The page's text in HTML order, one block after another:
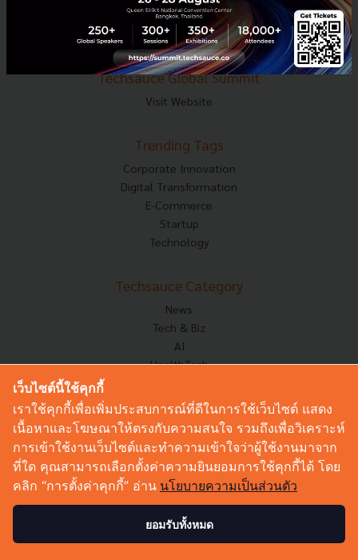
Privacy Policy
ส่งบทความ
Techsauce Global Summit
Visit Website
Trending Tags
Corporate Innovation
Digital Transformation
E-Commerce
Startup
Technology
Techsauce Category
News
Tech & Biz
AI
HealthTech
Corp Innov
Saucy Thoughts
Based On
Sustainable
Videos
Podcast
เว็บไซต์นี้ใช้คุกกี้
เราใช้คุกกี้เพื่อเพิ่มประสบการณ์ที่ดีในการใช้เว็บไซต์ แสดง
เนื้อหาและโฆษณาให้ตรงกับความสนใจ รวมถึงเพื่อวิเคราะห์
การเข้าใช้งานเว็บไซต์และทำความเข้าใจว่าผู้ใช้งานมาจาก
ที่ใด คุณสามารถเลือกตั้งค่าความยินยอมการใช้คุกกี้ได้ โดย
คลิก “การตั้งค่าคุกกี้” อ่าน นโยบายความเป็นส่วนตัว
ยอมรับทั้งหมด